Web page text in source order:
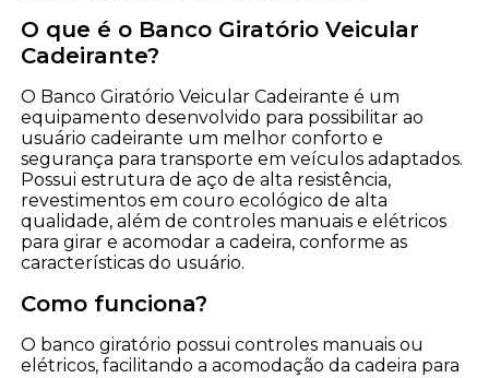
O que é o Banco Giratório Veicular
Cadeirante?
O Banco Giratório Veicular Cadeirante é um
equipamento desenvolvido para possibilitar ao
usuário cadeirante um melhor conforto e
segurança para transporte em veículos adaptados.
Possui estrutura de aço de alta resistência,
revestimentos em couro ecológico de alta
qualidade, além de controles manuais e elétricos
para girar e acomodar a cadeira, conforme as
características do usuário.
Como funciona?
O banco giratório possui controles manuais ou
elétricos, facilitando a acomodação da cadeira para